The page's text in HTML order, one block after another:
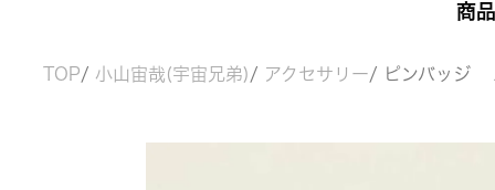
商
TOP 小山宙哉(宇宙兄弟) アクセサリー ピンバッジ